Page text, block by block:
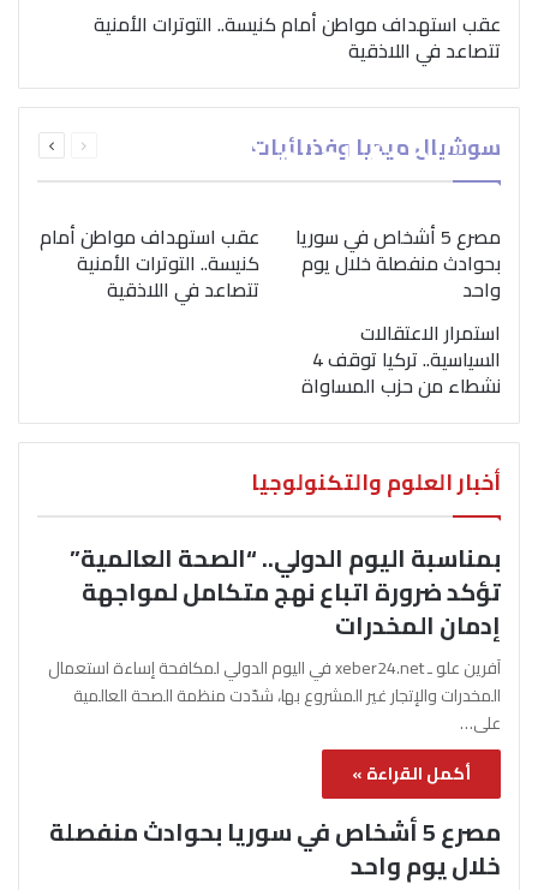
عقب استهداف مواطن أمام كنيسة.. التوترات الأمنية
تتصاعد في اللاذقية
سوشيال ميديا وفضائيات الصفحةالصفحة
بمناسبة اليوم الدولي..
“الصحة العالمية” تؤكد
ضرورة اتباع نهج متكامل
لمواجهة إدمان المخدرات
مصرع 5 أشخاص في سوريا
بحوادث منفصلة خلال يوم
واحد
عقب استهداف مواطن أمام
كنيسة.. التوترات الأمنية
تتصاعد في اللاذقية
استمرار الاعتقالات
السياسية.. تركيا توقف 4
نشطاء من حزب المساواة
أخبار العلوم والتكنولوجيا
بمناسبة اليوم الدولي.. “الصحة العالمية”
تؤكد ضرورة اتباع نهج متكامل لمواجهة
إدمان المخدرات
آفرين علو ـ xeber24.net في اليوم الدولي لمكافحة إساءة استعمال
المخدرات والإتجار غير المشروع بها، شدّدت منظمة الصحة العالمية
على…
أكمل القراءة »
مصرع 5 أشخاص في سوريا بحوادث منفصلة
خلال يوم واحد